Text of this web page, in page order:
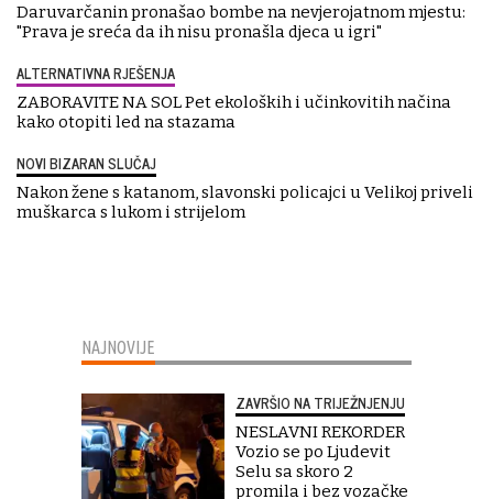
Daruvarčanin pronašao bombe na nevjerojatnom mjestu:
"Prava je sreća da ih nisu pronašla djeca u igri"
ALTERNATIVNA RJEŠENJA
ZABORAVITE NA SOL Pet ekoloških i učinkovitih načina
kako otopiti led na stazama
NOVI BIZARAN SLUČAJ
Nakon žene s katanom, slavonski policajci u Velikoj priveli
muškarca s lukom i strijelom
NAJNOVIJE
ZAVRŠIO NA TRIJEŽNJENJU
NESLAVNI REKORDER
Vozio se po Ljudevit
Selu sa skoro 2
promila i bez vozačke